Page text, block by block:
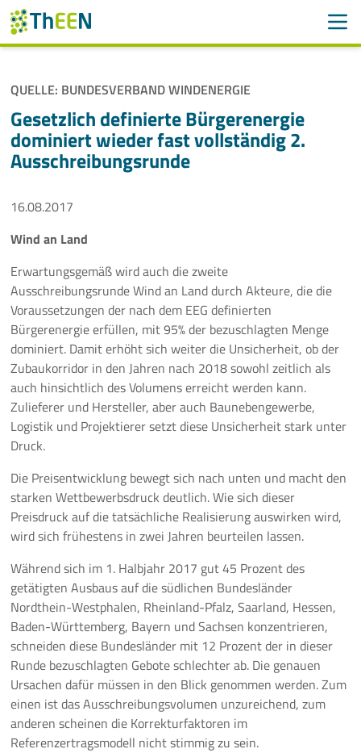
Navigation überspringen
ThEEN
Services
Aktivitäten
Veranstaltungen
Aktuelles
Meldungen
Pressemeldungen
Branchenmeldungen
Statements
Positionen
Mediathek
Akkreditierung
Mehr
QUELLE: BUNDESVERBAND WINDENERGIE
Gesetzlich definierte Bürgerenergie
dominiert wieder fast vollständig 2.
Ausschreibungsrunde
16.08.2017
Wind an Land
Erwartungsgemäß wird auch die zweite
Ausschreibungsrunde Wind an Land durch Akteure, die die
Voraussetzungen der nach dem EEG definierten
Bürgerenergie erfüllen, mit 95% der bezuschlagten Menge
dominiert. Damit erhöht sich weiter die Unsicherheit, ob der
Zubaukorridor in den Jahren nach 2018 sowohl zeitlich als
auch hinsichtlich des Volumens erreicht werden kann.
Zulieferer und Hersteller, aber auch Baunebengewerbe,
Logistik und Projektierer setzt diese Unsicherheit stark unter
Druck.
Die Preisentwicklung bewegt sich nach unten und macht den
starken Wettbewerbsdruck deutlich. Wie sich dieser
Preisdruck auf die tatsächliche Realisierung auswirken wird,
wird sich frühestens in zwei Jahren beurteilen lassen.
Während sich im 1. Halbjahr 2017 gut 45 Prozent des
getätigten Ausbaus auf die südlichen Bundesländer
Nordthein-Westphalen, Rheinland-Pfalz, Saarland, Hessen,
Baden-Württemberg, Bayern und Sachsen konzentrieren,
schneiden diese Bundesländer mit 12 Prozent der in dieser
Runde bezuschlagten Gebote schlechter ab. Die genauen
Ursachen dafür müssen in den Blick genommen werden. Zum
einen ist das Ausschreibungsvolumen unzureichend, zum
anderen scheinen die Korrekturfaktoren im
Referenzertragsmodell nicht stimmig zu sein.